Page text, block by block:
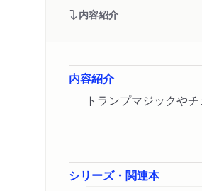
内容紹介
内容紹介
トランプマジックや
シリーズ・関連本